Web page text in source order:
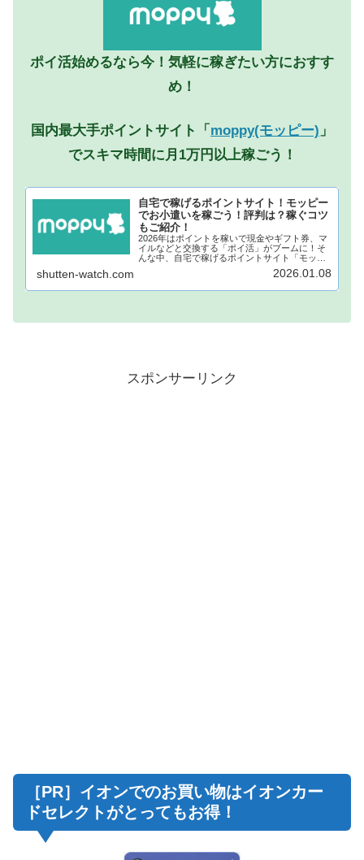
ポイ活始めるなら今！気軽に稼ぎたい方におすす
め！
国内最大手ポイントサイト「 moppy(モッピー) 」
でスキマ時間に月1万円以上稼ごう！
自宅で稼げるポイントサイト！モッピー
でお小遣いを稼ごう！評判は？稼ぐコツ
もご紹介！
2026年はポイントを稼いで現金やギフト券、マ
イルなどと交換する「ポイ活」がブームに！そ
んな中、自宅で稼げるポイントサイト「モッピ
ー」が注目されています！モッピーに登録し、
自宅でポイントを稼げば、あなたも月1万円稼ぐ
shutten-watch.com 2026.01.08
スポンサーリンク
［PR］イオンでのお買い物はイオンカー
ドセレクトがとってもお得！